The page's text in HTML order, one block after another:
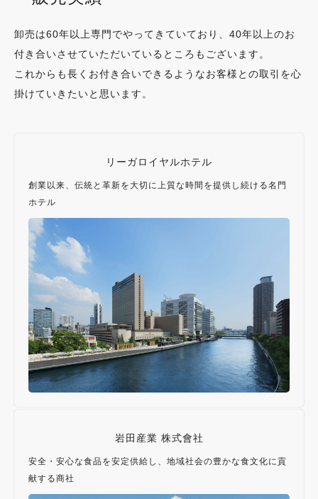
卸売は60年以上専門でやってきていており、40年以上のお
付き合いさせていただいているところもございます。
これからも長くお付き合いできるようなお客様との取引を心
掛けていきたいと思います。
リーガロイヤルホテル
創業以来、伝統と革新を大切に上質な時間を提供し続ける名門
ホテル
岩田産業 株式會社
安全・安心な食品を安定供給し、地域社会の豊かな食文化に貢
献する商社